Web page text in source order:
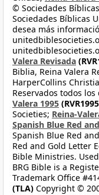
© Sociedades
Sociedades Bíblicas
desea más
Valera Revisada
Biblia, Reina Valera
HarperCollins
Reservados todos
Valera 1995
Societies; Reina-
Spanish Blue Red
Spanish Blue Red
Red and Gold Letter
Bible Ministries.
BRG Bible is a
Trademark Office
(TLA) Copyright ©